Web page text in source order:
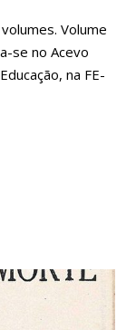
Volume
se no Acevo
na FE-